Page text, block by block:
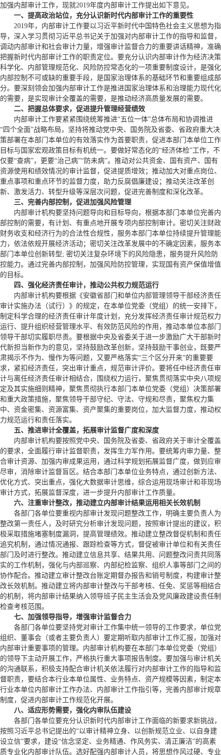
加强内部审计工作，现就2019年度内部审计工作提出如下意见。
一、提高政治站位，充分认识新时代内部审计工作的重要性
2019年，内部审计工作要以习近平新时代中国特色社会主义思想为指
导，深入学习贯彻习近平总书记关于加强对内部审计工作的指导和监督，
调动内部审计和社会审计力量，增强审计监督合力的重要讲话精神，准确
把握新时代内部审计工作的职责定位。要充分认识内部审计作为经济决策
科学化、内部管理规范化、风险防控常态化的一项重要制度设计，是强化
内部控制不可或缺的重要手段，是国家治理体系的基础环节和重要组成部
分。要深刻领会加强内部审计工作是推进国家治理体系和治理能力现代化
的需要，是实现审计全覆盖的需要，是推动经济高质量发展的需要。
二、把握总体要求，促进提升管理经营绩效
内部审计工作要紧紧围绕统筹推进“五位一体”总体布局和协调推进
“四个全面”战略布局，坚持将推动党中央、国务院及省委、省政府重大决
策部署在本部门本单位的有效落实作为首要职责，促进本部门本单位工作
目标与国家宏观政策目标有机统一。要做好常态化的“经济体检”工作，不
仅要“查病”，更要“治己病”“防未病”。推动对公共资金、国有资产、国有
资源使用和绩效情况的审计监督，促进提质增效；推动加大对重点岗位、
重点事项和重点环节的监督力度，助力反腐倡廉建设；推动关注改革创
新、激发活力、转型升级等深层次问题，促进完善制度和深化改革。
三、完善内部控制，促进加强风险管理
内部审计机构要坚持问题导向和目标导向，根据本部门本单位完善内
部控制的需要，有计划、有重点地开展专项内部控制审计。密切关注财政
财务收支和经济行为的合法性合规性，服务本部门本单位持续提升管理能
力，依法依规开展经济活动；密切关注改革发展中的不确定因素，服务本
部门本单位创新转型; 密切关注复杂环境下的风险隐患，服务提升风险防
控能力。通过完善内部控制，加强风险防控管理，实现国有资产保值增值
的目标。
四、强化经济责任审计，推动公共权力规范运行
内部审计机构要根据 《安徽省部门和单位内部管理领导干部经济责任
审计实施办法（试行）》 的规定，在本单位党委（党组）的统一安排下，
制定科学合理的经济责任审计年度计划，充分发挥经济责任审计规范权力
运行、提升组织经营管理水平、有效防范风险的作用，推动本单位本部门
领导干部切实履职尽责。要根据中央及省委关于进一步激励广大干部新时
代新担当新作为的意见，坚持鼓励改革创新，坚持鼓励干事创业，既要严
肃揭示不作为、慢作为等问题，又要严格落实“三个区分开来”的重要要
求，紧扣经济责任，突出审计重点，规范审计评价。要将任中经济责任审
计与离任经济责任审计相结合，围绕权力运行，聚焦贯彻落实中央八项规
定及其实施细则精神，聚焦贯彻执行本部门本单位党委（党组）决策部署
和重大政策措施，聚焦领导干部守纪、守法、守规和尽责，聚焦权力集
中、资金密集、资源富集、资产聚集的重要岗位，加大监督力度，推动权
力规范运行和责任落实。
五、推进审计全覆盖，拓展审计监督广度和深度
内部审计机构要按照党中央、国务院及省委、省政府关于审计全覆盖
的要求，全面履行审计监督职责，发挥生力军作用。要统筹内审力量、整
合审计资源、加强内审成果运用，通过科学规划拓展监督广度，做到应审
尽审，消除审计监督盲区。结合本部门本单位业务特点，通过创新方法、
优化方式、突出重点，强化大数据审计思维，综合运用现场审计和非现场
审计方式，拓展监督深度，进一步提升内部审计工作质量。
六、注重审计整改，推动建立内部审计结果运用相关长效机制
各部门各单位要重视内部审计发现问题整改工作，明确主要负责人为
整改第一责任人，及时研究分析审计发现问题，按照审计提出的建议，积
极采取措施堵塞制度漏洞，提高管理绩效。推动建立整改督促机制和责任
追究机制，通过情况通报、跟踪检查等方式，督促被审计单位和有关责任
部门及时进行整改。推动建立信息共享、结果共用、问题整改问责共同落
实的工作机制，强化与内部巡察、内部纪检监察、组织人事等部门之间的
协作配合。推动建立审计整改台账定期督办报告和销号制度，构建审计整
改长效机制。推动建立将内部审计整改与干部考核、任免、奖惩等相结合
的机制，将内部审计结果纳入领导班子民主生活会及党风廉政建设责任制
检查考核范围。
七、加强领导指导，增强审计监督合力
各部门各单位要坚持党对审计工作集中统一领导的工作要求，单位党
组织、董事会（或者主要负责人）要定期听取内部审计工作汇报，加强对
内部审计重要事项的管理。内部审计机构要在本部门本单位党委（党组）
的领导下主动开展工作，严格执行重大事项报告制度。要加强与审计机关
的沟通联系，积极支持配合审计机关依法履行对内部审计工作的指导和监
督职责，要结合本行业本单位属性、业务特点、资产规模等因素，制定本
行业本单位内部审计工作办法、内部审计工作指引等，完善内部审计规章
制度，促进内部审计工作规范化开展。
八、适应形势需要，强化内审队伍建设
各部门各单位要充分认识新时代内部审计工作面临的新要求新挑战，
按照习近平总书记提出的“以审计精神立身、以创新规范立业、以自身建
设立信”要求，建设“信念坚定、业务精通、作风务实、清正廉洁”的高素
质专业化内部审计队伍。选好配强内部审计人员，将思想作风过硬、专业